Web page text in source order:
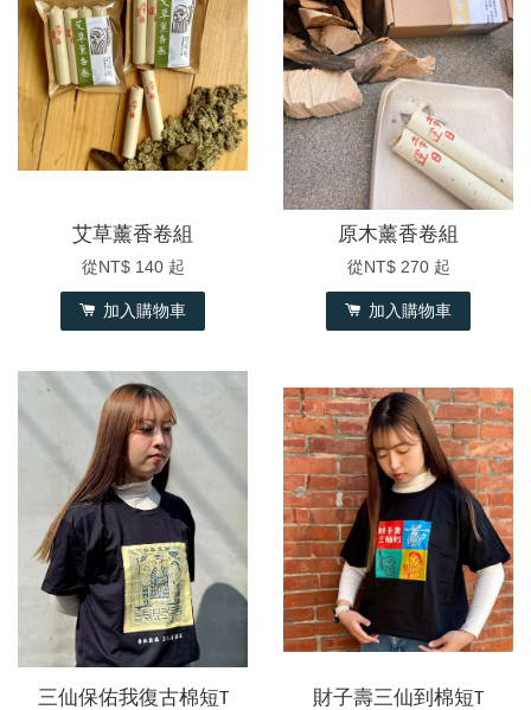
艾草薰香卷組
從NT$ 140 起
加入購物車
原木薰香卷組
從NT$ 270 起
加入購物車
三仙保佑我復古棉短T 財子壽三仙到棉短T